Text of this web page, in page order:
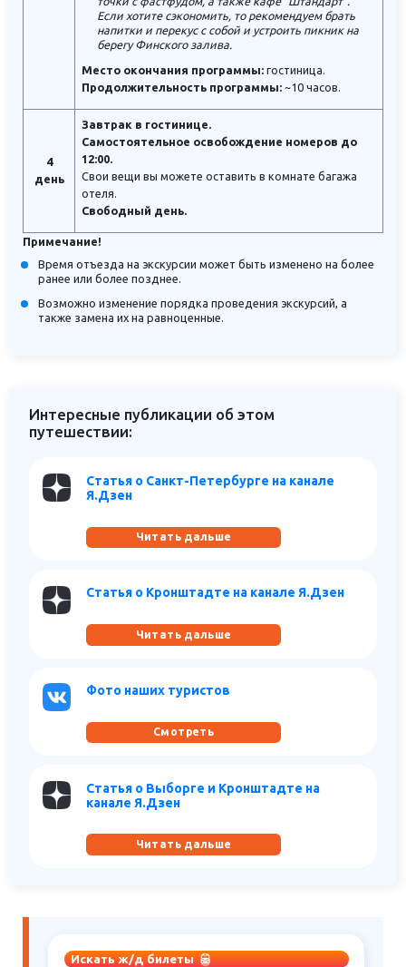
Если хотите сэкономить, то рекомендуем брать
напитки и перекус с собой и устроить пикник на
берегу Финского залива.
Место окончания программы: гостиница.
Продолжительность программы: ~10 часов.
4
день
Завтрак в гостинице.
Самостоятельное освобождение номеров до
12:00.
Свои вещи вы можете оставить в комнате багажа
отеля.
Свободный день.
Примечание!
Время отъезда на экскурсии может быть изменено на более
ранее или более позднее.
Возможно изменение порядка проведения экскурсий, а
также замена их на равноценные.
Интересные публикации об этом
путешествии:
Статья о Санкт-Петербурге на канале
Я.Дзен
Читать дальше
Статья о Кронштадте на канале Я.Дзен
Читать дальше
Фото наших туристов
Смотреть
Статья о Выборге и Кронштадте на
канале Я.Дзен
Читать дальше
Искать ж/д билеты